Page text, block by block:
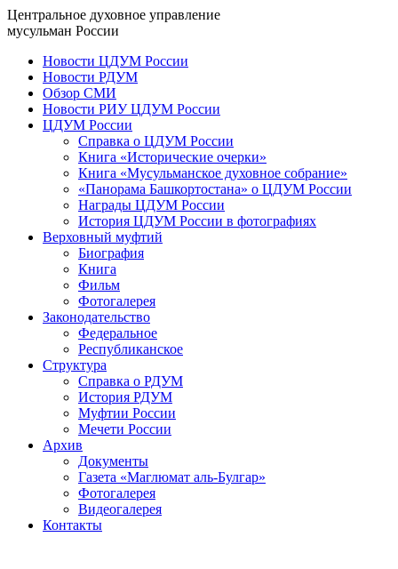
Центральное духовное управление
мусульман России
Новости ЦДУМ России
Новости РДУМ
Обзор СМИ
Новости РИУ ЦДУМ России
ЦДУМ России
Справка о ЦДУМ России
Книга «Исторические очерки»
Книга «Мусульманское духовное собрание»
«Панорама Башкортостана» о ЦДУМ России
Награды ЦДУМ России
История ЦДУМ России в фотографиях
Верховный муфтий
Биография
Книга
Фильм
Фотогалерея
Законодательство
Федеральное
Республиканское
Структура
Справка о РДУМ
История РДУМ
Муфтии России
Мечети России
Архив
Документы
Газета «Маглюмат аль-Булгар»
Фотогалерея
Видеогалерея
Контакты